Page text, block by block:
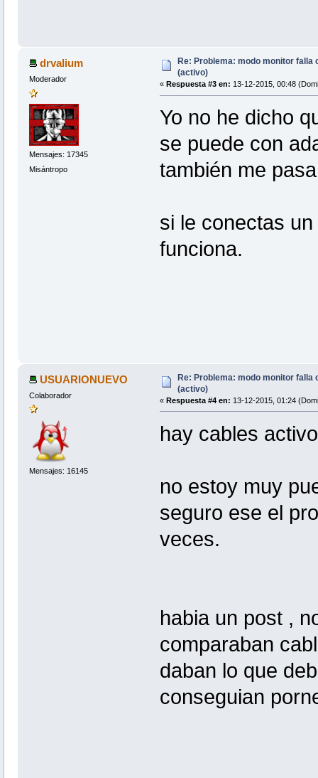
drvalium
Moderador
Mensajes: 17345
Misántropo
Re: Problema: modo monitor falla
(activo)
« Respuesta #3 en: 13-12-2015, 00:48
Yo no he dicho
se puede con
también me
si le conectas
funciona.
USUARIONUEVO
Colaborador
Mensajes: 16145
Re: Problema: modo monitor falla
(activo)
« Respuesta #4 en: 13-12-2015, 01:24
hay cables
no estoy muy
seguro ese el
veces.
habia un post ,
comparaban
daban lo que
conseguian